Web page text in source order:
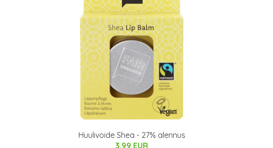
Huulivoide Shea - 27% alennus
3.99 EUR